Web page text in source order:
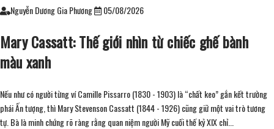
Nguyễn Dương Gia Phương 05/08/2026
Mary Cassatt: Thế giới nhìn từ chiếc ghế bành
màu xanh
Nếu như có người từng ví Camille Pissarro (1830 - 1903) là “chất keo” gắn kết trường
phái Ấn tượng, thì Mary Stevenson Cassatt (1844 - 1926) cũng giữ một vai trò tương
tự. Bà là minh chứng rõ ràng rằng quan niệm người Mỹ cuối thế kỷ XIX chỉ...